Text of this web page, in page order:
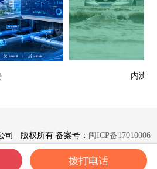
内涝场
司 版权所有 备案号： 闽ICP备17010006
号-8
拨打电话